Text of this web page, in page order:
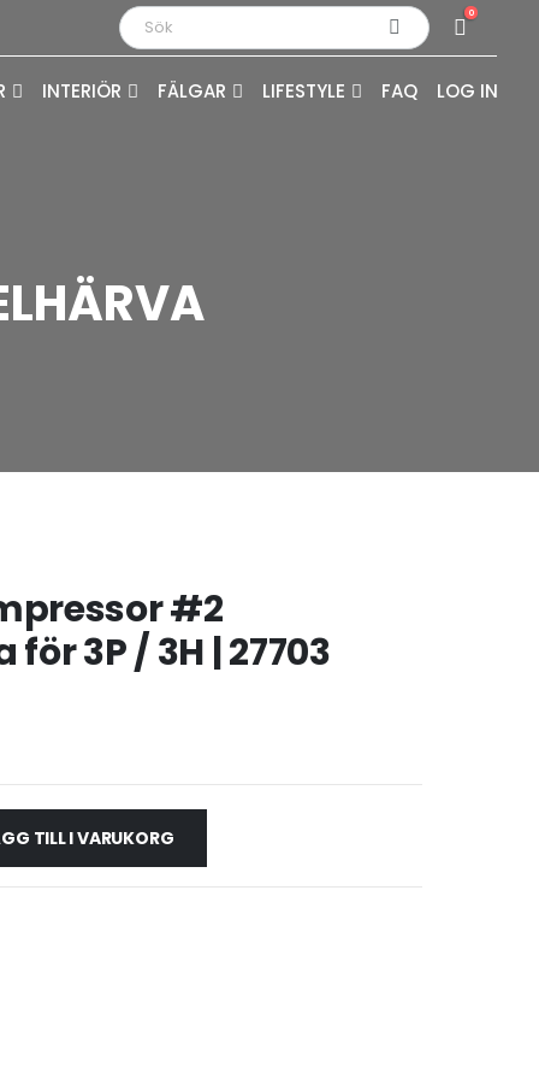
0
INTERIÖR FÄLGAR LIFESTYLE FAQ LOG IN
#2
3P / 3H | 27703
TILL I VARUKORG